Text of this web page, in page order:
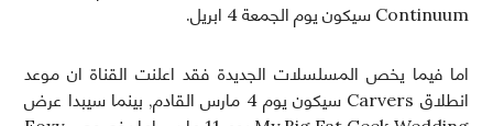
Continuum سيكون يوم الجمعة 4 ابريل.
اما فيما يخص المسلسلات الجديدة فقد اعلنت القناة ان موعد
انطلاق Carvers سيكون يوم 4 مارس القادم, بينما سيبدا عرض